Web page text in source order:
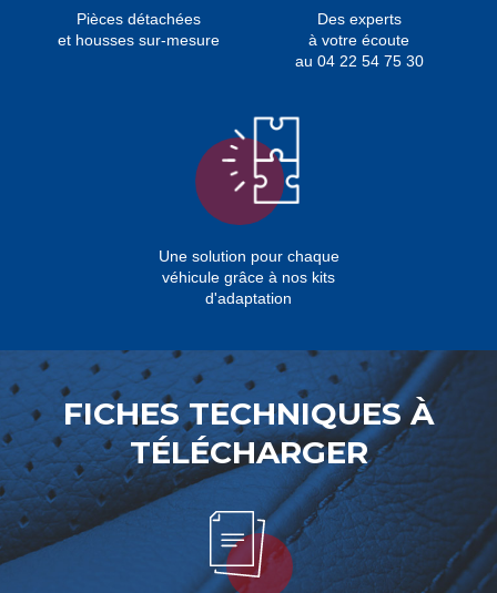
Pièces détachées
et housses sur-mesure
Des experts
à votre écoute
au 04 22 54 75 30
Une solution pour chaque
véhicule grâce à nos kits
d'adaptation
FICHES TECHNIQUES À
TÉLÉCHARGER